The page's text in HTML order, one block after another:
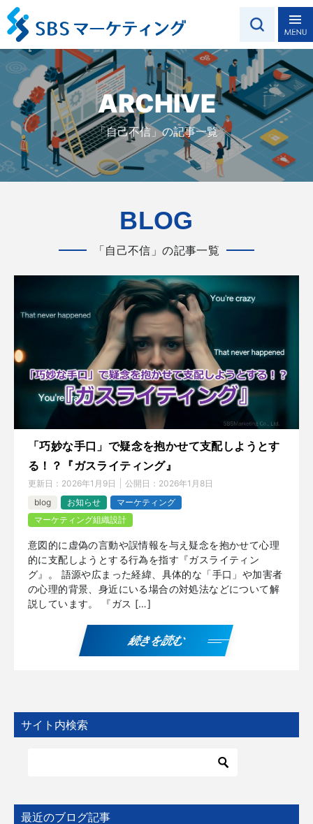
ARCHIVE
「自己不信」の記事一覧
BLOG
「自己不信」の記事一覧
「巧妙な手口」で疑念を抱かせて支配しようとす
る！？『ガスライティング』
更新日： 2026年1月9日 公開日： 2026年1月8日
blog
お知らせ
マーケティング
マーケティング組織設計
意図的に虚偽の言動や誤情報を与え疑念を抱かせて心理
的に支配しようとする行為を指す『ガスライティン
グ』。 語源や広まった経緯、具体的な「手口」や加害者
の心理的背景、身近にいる場合の対処法などについて解
説しています。 『ガス […]
続きを読む
サイト内検索
最近のブログ記事